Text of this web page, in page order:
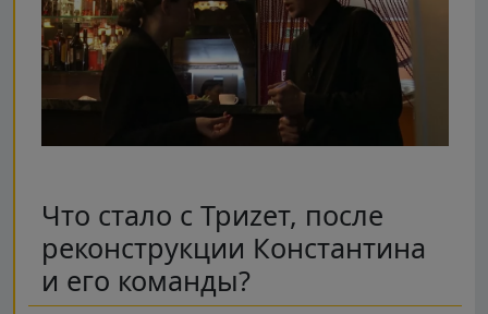
Что стало с Триzет, после
реконструкции Константина
и его команды?